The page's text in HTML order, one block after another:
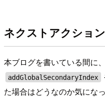
ネクストアクション
本ブログを書いている間に
addGlobalSecondaryIndex
た場合はどうなのか気にな